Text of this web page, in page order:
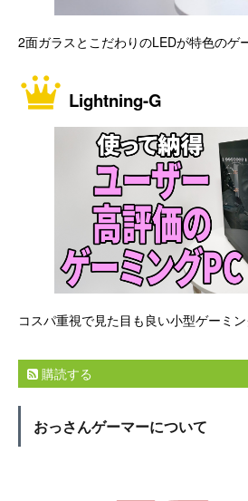
2面ガラスとこだわりのLEDが特色のゲ
Lightning-G
コスパ重視で見た目も良い小型ゲーミン
購読する
おっさんゲーマーについて